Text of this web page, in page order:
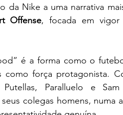
Nike a uma narrativa
Offense, focada em
é a forma como o
força protagonista.
Paralluelo e
colegas homens, numa